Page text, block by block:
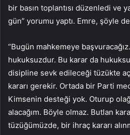
bir basın toplantısı düzenledi ve
gün” yorumu yaptı. Emre, şöyle
“Bugün mahkemeye
hukuksuzdur. Bu karar da
disipline sevk edileceği tüzükte
kararı gerekir. Ortada bir Parti
Kimsenin desteği yok. Oturup
alacağım. Böyle olmaz. Butlan
tüzüğümüzde, bir ihraç kararı